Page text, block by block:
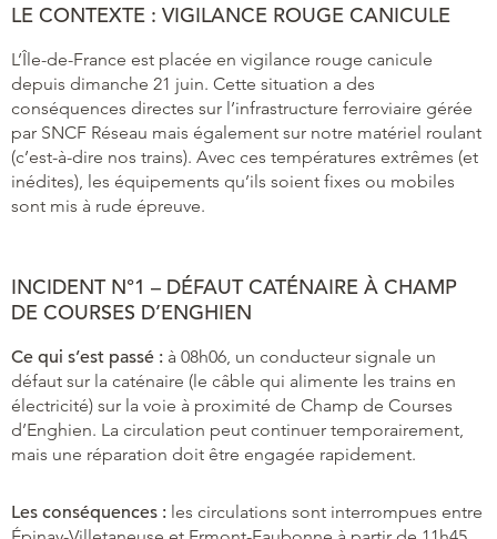
LE CONTEXTE : VIGILANCE ROUGE CANICULE
L’Île-de-France est placée en vigilance rouge canicule
depuis dimanche 21 juin. Cette situation a des
conséquences directes sur l’infrastructure ferroviaire gérée
par SNCF Réseau mais également sur notre matériel roulant
(c’est-à-dire nos trains). Avec ces températures extrêmes (et
inédites), les équipements qu’ils soient fixes ou mobiles
sont mis à rude épreuve.
INCIDENT N°1 – DÉFAUT CATÉNAIRE À CHAMP
DE COURSES D’ENGHIEN
Ce qui s’est passé : à 08h06, un conducteur signale un
défaut sur la caténaire (le câble qui alimente les trains en
électricité) sur la voie à proximité de Champ de Courses
d’Enghien. La circulation peut continuer temporairement,
mais une réparation doit être engagée rapidement.
Les conséquences : les circulations sont interrompues entre